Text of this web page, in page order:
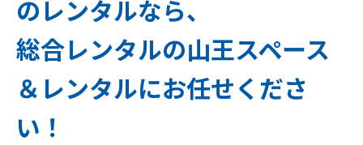
のレンタルなら、
総合レンタルの山王スペース
＆レンタルにお任せくださ
い！